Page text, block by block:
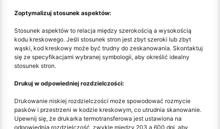
Zoptymalizuj stosunek aspektów:
Stosunek aspektów to relacja między szerokością a wysokością
kodu kreskowego. Jeśli stosunek stron jest zbyt szeroki lub zbyt
wąski, kod kreskowy może być trudny do zeskanowania. Skontaktuj
się ze specyfikacjami wybranej symbologii, aby określić idealny
stosunek stron.
Drukuj w odpowiedniej rozdzielczości:
Drukowanie niskiej rozdzielczości może spowodować rozmycie
pasków i przestrzeni w kodzie kreskowym, co utrudnia skanowanie.
Upewnij się, że drukarka termotransferowa jest ustawiona na
odpowiednią rozdzielczość, zwykle między 203 a 600 dpi, aby